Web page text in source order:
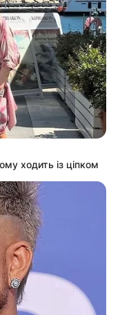
засипати
питну воду: що
—
простір
утримання
ТЦК
розслідує ДБР
ходить із ціпком